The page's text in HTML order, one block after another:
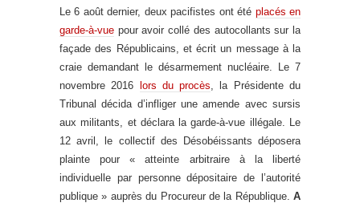
Le 6 août dernier, deux pacifistes ont été placés en
garde-à-vue pour avoir collé des autocollants sur la
façade des Républicains, et écrit un message à la
craie demandant le désarmement nucléaire. Le 7
novembre 2016
lors du procès , la Présidente du
Tribunal décida d’infliger une amende avec sursis
aux militants, et déclara la garde-à-vue illégale. Le
12 avril, le collectif des Désobéissants déposera
plainte pour « atteinte arbitraire à la liberté
individuelle par personne dépositaire de l’autorité
publique » auprès du Procureur de la République. A